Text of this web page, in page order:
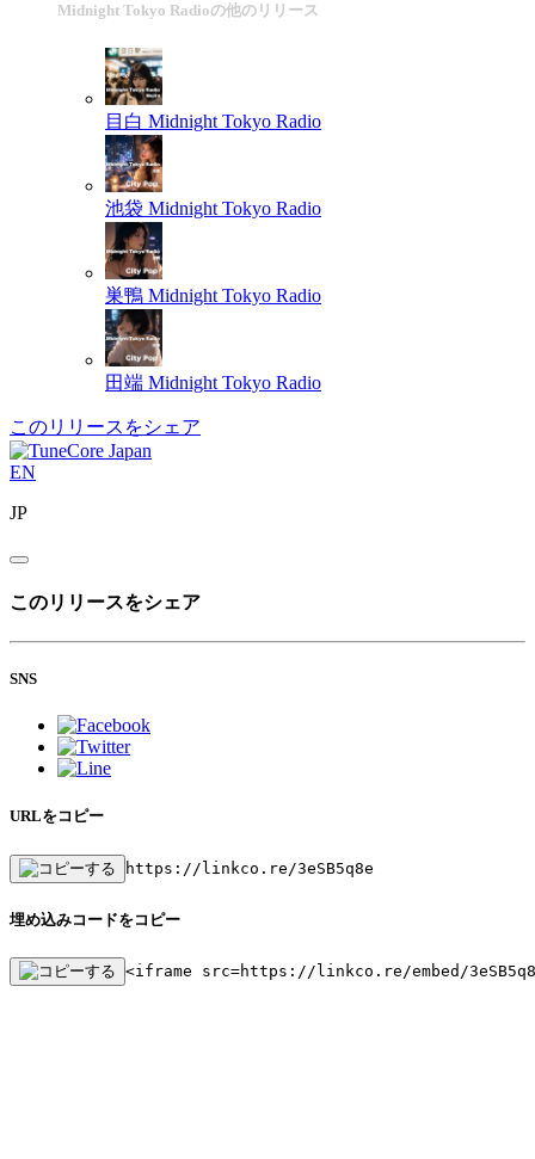
Midnight Tokyo Radioの他のリリース
目白 Midnight Tokyo Radio
池袋 Midnight Tokyo Radio
巣鴨 Midnight Tokyo Radio
田端 Midnight Tokyo Radio
このリリースをシェア
EN
JP
このリリースをシェア
SNS
URLをコピー
https://linkco.re/3eSB5q8e
埋め込みコードをコピー
<iframe src=https://linkco.re/embed/